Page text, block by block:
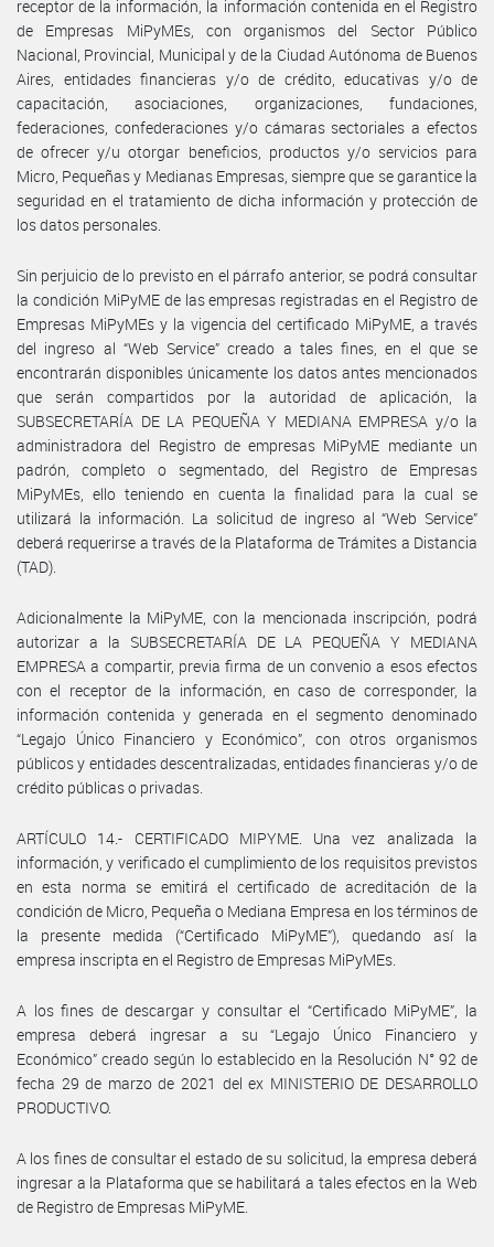
receptor de la información, la información contenida en el Registro
de Empresas MiPyMEs, con organismos del Sector Público
Nacional, Provincial, Municipal y de la Ciudad Autónoma de Buenos
Aires, entidades financieras y/o de crédito, educativas y/o de
capacitación, asociaciones, organizaciones, fundaciones,
federaciones, confederaciones y/o cámaras sectoriales a efectos
de ofrecer y/u otorgar beneficios, productos y/o servicios para
Micro, Pequeñas y Medianas Empresas, siempre que se garantice la
seguridad en el tratamiento de dicha información y protección de
los datos personales.
Sin perjuicio de lo previsto en el párrafo anterior, se podrá consultar
la condición MiPyME de las empresas registradas en el Registro de
Empresas MiPyMEs y la vigencia del certificado MiPyME, a través
del ingreso al “Web Service” creado a tales fines, en el que se
encontrarán disponibles únicamente los datos antes mencionados
que serán compartidos por la autoridad de aplicación, la
SUBSECRETARÍA DE LA PEQUEÑA Y MEDIANA EMPRESA y/o la
administradora del Registro de empresas MiPyME mediante un
padrón, completo o segmentado, del Registro de Empresas
MiPyMEs, ello teniendo en cuenta la finalidad para la cual se
utilizará la información. La solicitud de ingreso al “Web Service”
deberá requerirse a través de la Plataforma de Trámites a Distancia
(TAD).
Adicionalmente la MiPyME, con la mencionada inscripción, podrá
autorizar a la SUBSECRETARÍA DE LA PEQUEÑA Y MEDIANA
EMPRESA a compartir, previa firma de un convenio a esos efectos
con el receptor de la información, en caso de corresponder, la
información contenida y generada en el segmento denominado
“Legajo Único Financiero y Económico”, con otros organismos
públicos y entidades descentralizadas, entidades financieras y/o de
crédito públicas o privadas.
ARTÍCULO 14.- CERTIFICADO MIPYME. Una vez analizada la
información, y verificado el cumplimiento de los requisitos previstos
en esta norma se emitirá el certificado de acreditación de la
condición de Micro, Pequeña o Mediana Empresa en los términos de
la presente medida (“Certificado MiPyME”), quedando así la
empresa inscripta en el Registro de Empresas MiPyMEs.
A los fines de descargar y consultar el “Certificado MiPyME”, la
empresa deberá ingresar a su “Legajo Único Financiero y
Económico” creado según lo establecido en la Resolución N° 92 de
fecha 29 de marzo de 2021 del ex MINISTERIO DE DESARROLLO
PRODUCTIVO.
A los fines de consultar el estado de su solicitud, la empresa deberá
ingresar a la Plataforma que se habilitará a tales efectos en la Web
de Registro de Empresas MiPyME.